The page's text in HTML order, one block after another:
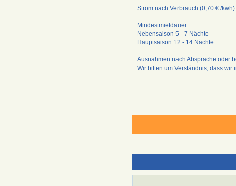
Strom nach Verbrauch (0,70 € /
Mindestmietdauer:
Nebensaison 5 - 7 Nächte
Hauptsaison 12 - 14 Nächte
Ausnahmen nach Absprache oder
Wir bitten um Verständnis, dass wir